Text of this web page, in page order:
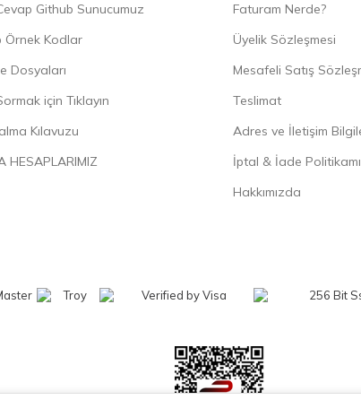
Github Sunucumuz
Örnek Kodlar
Dosyaları
için Tıklayın
Kılavuzu
HESAPLARIMIZ
Faturam Nerde?
Üyelik Sözleşmesi
Mesafeli Satış
Teslimat
Adres ve İletişim
İptal & İade
Hakkımızda